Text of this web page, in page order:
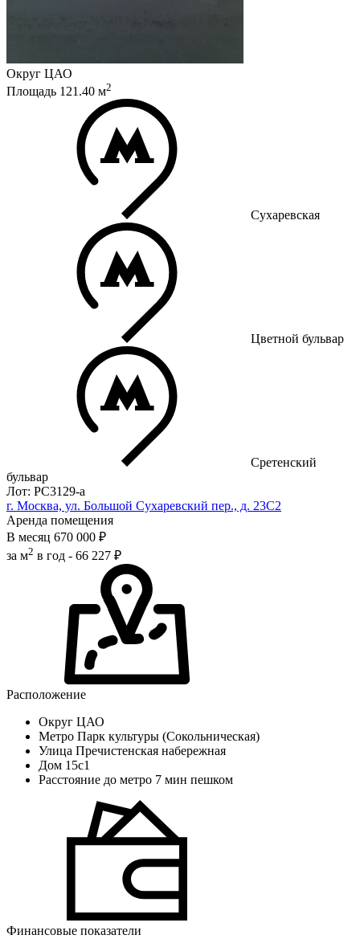
Округ ЦАО
Площадь 121.40 м2
Сухаревская
Цветной бульвар
Сретенский
бульвар
Лот: РС3129-a
г. Москва, ул. Большой Сухаревский пер., д. 23С2
Аренда помещения
В месяц 670 000 ₽
за м2 в год - 66 227 ₽
Расположение
Округ ЦАО
Метро Парк культуры (Сокольническая)
Улица Пречистенская набережная
Дом 15с1
Расстояние до метро 7 мин пешком
Финансовые показатели